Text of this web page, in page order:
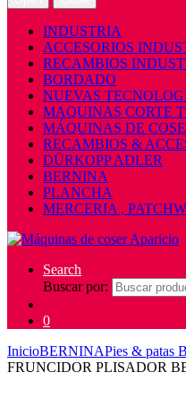
INDUSTRIA
ACCESORIOS
RECAMBIOS
BORDADO
NUEVAS
MAQUINAS CORTE
MÁQUINAS DE
RECAMBIOS &
DÜRKOPP ADLER
BERNINA
PLANCHA
MERCERIA ,
Search
Buscar por:
0
InicioBERNINAPies & patas
FRUNCIDOR PLISADOR